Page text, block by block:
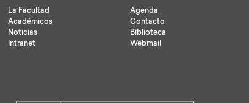
La Facultad
Académicos
Noticias
Intranet
Agenda
Contacto
Biblioteca
Webmail